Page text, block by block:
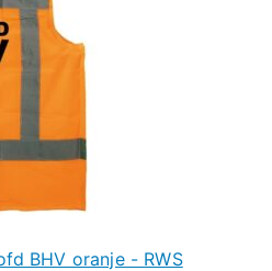
BHV oranje - RWS